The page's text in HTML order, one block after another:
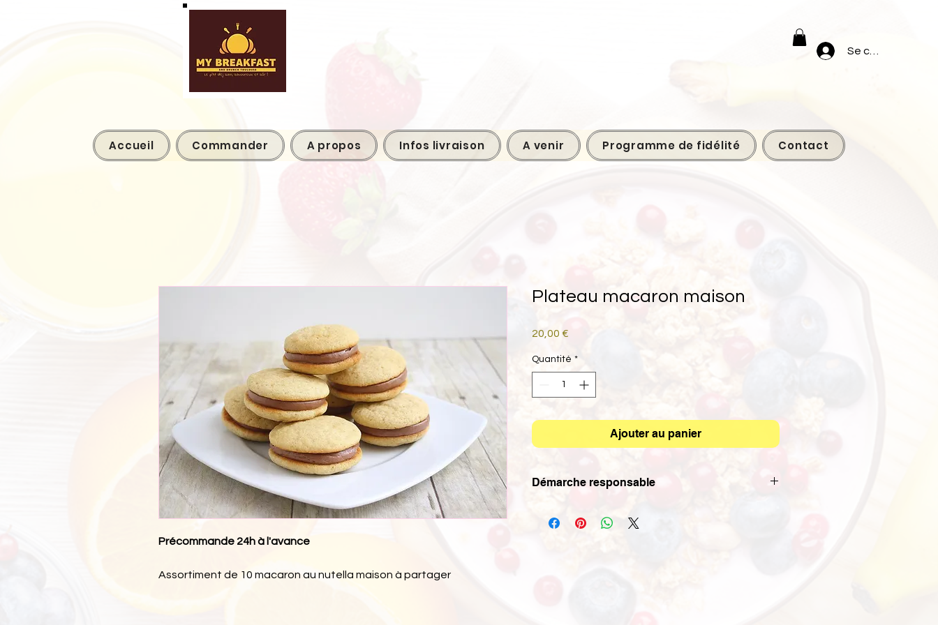
Se connecter
Accueil Commander A propos Infos livraison A venir Programme de fidélité Contact
Précommande 24h à l'avance
Assortiment de 10 macaron au nutella maison à partager
Plateau macaron maison
20,00 €
Quantité *
Ajouter au panier
Démarche responsable
verres/plateaux en carton avec des couverts,